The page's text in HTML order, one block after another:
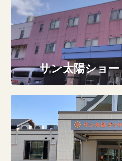
サン太陽ショ